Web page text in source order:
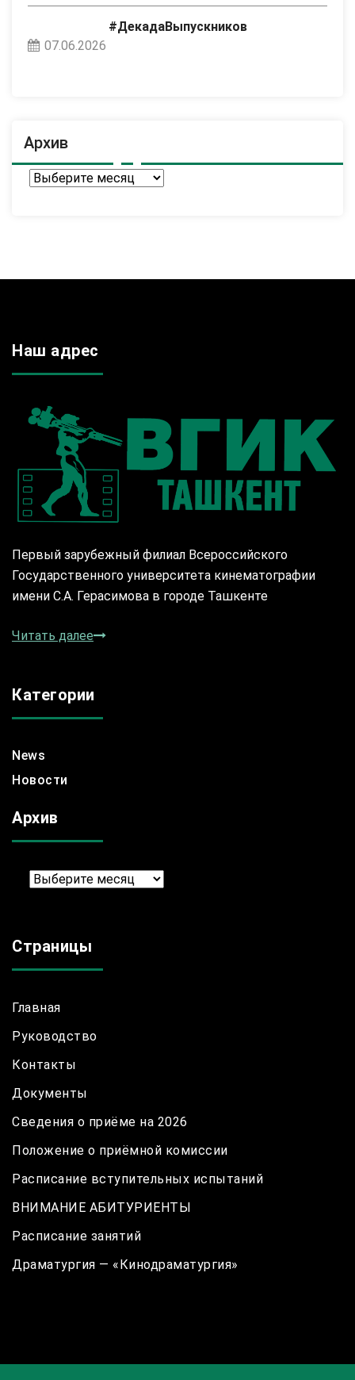
#ДекадаВыпускников
07.06.2026
Архив
Архив
Наш адрес
Первый зарубежный филиал Всероссийского
Государственного университета кинематографии
имени С.А. Герасимова в городе Ташкенте
Читать далее
Категории
News
Новости
Архив
Архив
Страницы
Главная
Руководство
Контакты
Документы
Сведения о приёме на 2026
Положение о приёмной комиссии
Расписание вступительных испытаний
ВНИМАНИЕ АБИТУРИЕНТЫ
Расписание занятий
Драматургия — «Кинодраматургия»